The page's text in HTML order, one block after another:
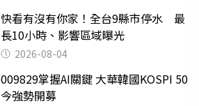
快看有沒有你家！全台9縣市停水 最
長10小時、影響區域曝光
2026-08-04
009829掌握AI關鍵 大華韓國KOSPI 50
今強勢開募